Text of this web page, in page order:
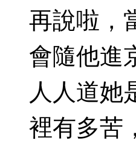
再說啦，
會隨他進
人人道她
裡有多苦，